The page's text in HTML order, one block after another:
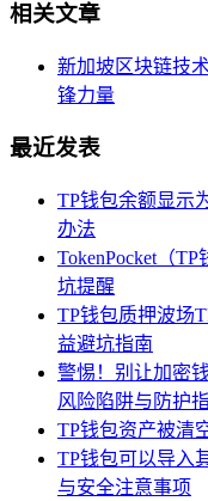
相关文章
新加坡区块链技
锋力量
最近发表
TP钱包余额显示
办法
TokenPocket（
坑提醒
TP钱包质押波场
益避坑指南
警惕！别让加密
风险陷阱与防护
TP钱包资产被清
TP钱包可以导入
与安全注意事项